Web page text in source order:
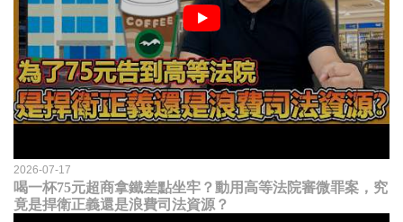
2026-07-17
喝一杯75元超商拿鐵差點坐牢？動用高等法院審微罪案，究
竟是捍衛正義還是浪費司法資源？